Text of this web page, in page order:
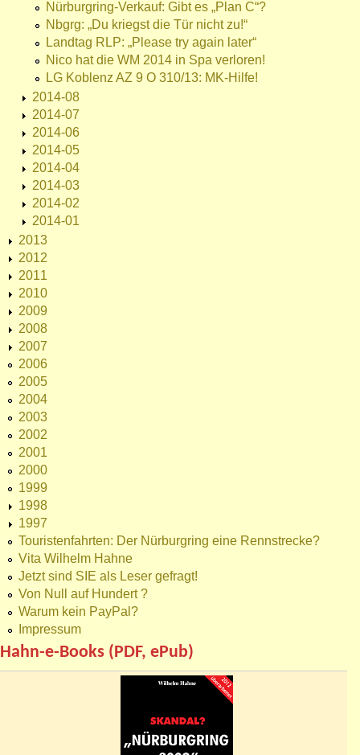
Nürburgring-Verkauf: Gibt es „Plan C“?
Nbgrg: „Du kriegst die Tür nicht zu!“
Landtag RLP: „Please try again later“
Nico hat die WM 2014 in Spa verloren!
LG Koblenz AZ 9 O 310/13: MK-Hilfe!
2014-08
2014-07
2014-06
2014-05
2014-04
2014-03
2014-02
2014-01
2013
2012
2011
2010
2009
2008
2007
2006
2005
2004
2003
2002
2001
2000
1999
1998
1997
Touristenfahrten: Der Nürburgring eine Rennstrecke?
Vita Wilhelm Hahne
Jetzt sind SIE als Leser gefragt!
Von Null auf Hundert ?
Warum kein PayPal?
Impressum
Hahn-e-Books (PDF, ePub)